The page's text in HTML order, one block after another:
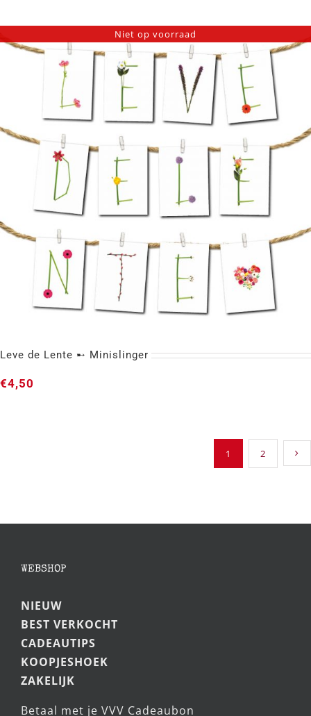
SLEUTELREK ➸ Gaasbak
Niet op voorraad
Leve de Lente ➸ Minislinger
€4,50
1 2
WEBSHOP
NIEUW
BEST VERKOCHT
CADEAUTIPS
KOOPJESHOEK
ZAKELIJK
Betaal met je VVV Cadeaubon